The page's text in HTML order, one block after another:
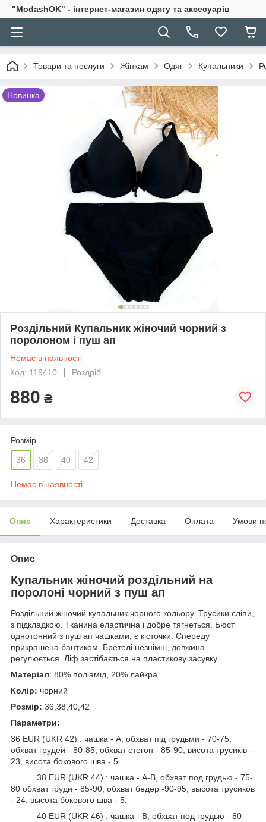
"ModashOK" - інтернет-магазин одягу та аксесуарів
Товари та послуги Жінкам Одяг Купальники
Новинка
Роздільний Купальник жіночий чорний з
поролоном і пуш ап
Немає в наявності
Код: 119410
Роздріб
880 ₴
Розмір
36 38 40 42
Немає в наявності
Опис Характеристики Доставка Оплата Умови
Опис
Купальник жіночий роздільний на
поролоні чорний з пуш ап
Роздільний жіночий купальник чорного кольору. Трусики сліпи,
з підкладкою. Тканина еластична і добре тягнеться. Бюст
однотонний з пуш ап чашками, є кісточки. Спереду
прикрашена бантиком. Бретелі незнімні, довжина
регулюється. Ліф застібається на пластикову засувку.
Матеріал: 80% поліамід, 20% лайкра.
Колір: чорний
Розмір: 36,38,40,42
Параметри:
36 EUR (UKR 42) : чашка - A, обхват під грудьми - 70-75,
обхват грудей - 80-85, обхват стегон - 85-90, висота трусиків -
23, висота бокового шва - 5.
38 EUR (UKR 44) : чашка - А-В, обхват под грудью - 75-
80 обхват груди - 85-90, обхват бедер -90-95, высота трусиков
- 24, высота бокового шва - 5.
40 EUR (UKR 46) : чашка - B, обхват под грудью - 80-